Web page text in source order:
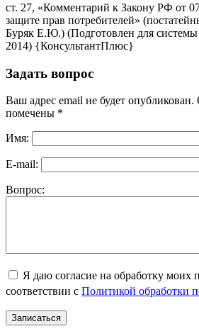
ст. 27, «Комментарий к Закону РФ от
защите прав потребителей»
Буряк Е.Ю.) (Подготовлен для
2014) {КонсультантПлюс}
Задать вопрос
Ваш адрес email не будет опубликован.
помечены *
Имя:
E-mail:
Вопрос:
Я даю согласие на обработку моих
соответствии с Политикой обработки